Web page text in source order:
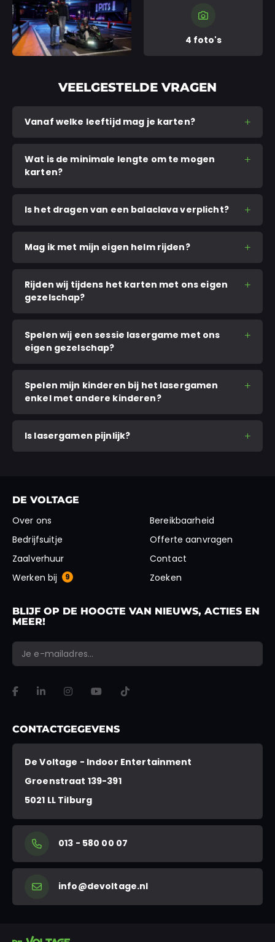
4 foto's
VEELGESTELDE VRAGEN
Vanaf welke leeftijd mag je karten?
Wat is de minimale lengte om te mogen
karten?
Is het dragen van een balaclava verplicht?
Mag ik met mijn eigen helm rijden?
Rijden wij tijdens het karten met ons eigen
gezelschap?
Spelen wij een sessie lasergame met ons
eigen gezelschap?
Spelen mijn kinderen bij het lasergamen
enkel met andere kinderen?
Is lasergamen pijnlijk?
DE VOLTAGE
Over ons
Bedrijfsuitje
Zaalverhuur
Werken bij
9
Bereikbaarheid
Offerte aanvragen
Contact
Zoeken
BLIJF OP DE HOOGTE VAN NIEUWS, ACTIES EN
MEER!
"*
Phone
Dit veld is bedoeld voor validatiedoeleinden en moet niet worden
E-mailadres *
CONTACTGEGEVENS
De Voltage - Indoor Entertainment
Groenstraat 139-391
5021 LL Tilburg
013 - 580 00 07
info@devoltage.nl